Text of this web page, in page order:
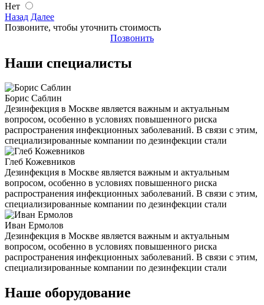
Нет
Назад Далее
Позвоните, чтобы уточнить стоимость
Позвонить
Наши специалисты
Борис Саблин
Дезинфекция в Москве является важным и актуальным
вопросом, особенно в условиях повышенного риска
распространения инфекционных заболеваний. В связи с этим,
специализированные компании по дезинфекции стали
Глеб Кожевников
Дезинфекция в Москве является важным и актуальным
вопросом, особенно в условиях повышенного риска
распространения инфекционных заболеваний. В связи с этим,
специализированные компании по дезинфекции стали
Иван Ермолов
Дезинфекция в Москве является важным и актуальным
вопросом, особенно в условиях повышенного риска
распространения инфекционных заболеваний. В связи с этим,
специализированные компании по дезинфекции стали
Наше оборудование